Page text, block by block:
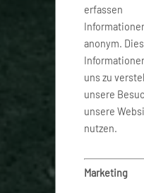
erfassen
anonym.
uns zu
unsere
unsere
nutzen.
Marketing